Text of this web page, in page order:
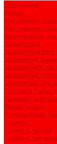
Продукция
Amigo
Массивный
Массивный
Инженерная
StoneWood
StoneWood
Stonewood
Stonewood
Stonewood
Stonewood
Svensson Parkett
Ламинат
Wood System
Композитная
Плинтус
Плинтус Amigo
Плинтус